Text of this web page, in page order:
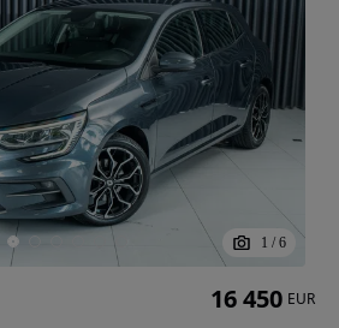
1 / 6
16 450 EUR